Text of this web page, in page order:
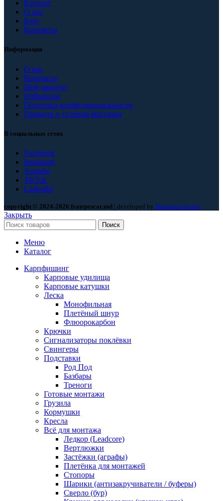
Каталог
О нас
Блог
Контакты
Информация
О нас
Контакты
Мой аккаунт
Избранное
Политика конфиденциальности
Правила и условия магазина
В социальных сетях
Facebook
Instagram
Youtube
TikTok
LinkedId
copyright © 2024-2026 fratepescar.md | developed by Mandarin Studio.
Закрыть
Поиск
Меню
Каталог
Карпфишинг
Карповые удилища
Карповые катушки
Леска
Монофильная
Плетёный шнур
Флюорокарбон
Крючки
Сигнализаторы поклёвки
Свингеры
Подставки
Род Под
Базбары
Треноги
Готовые монтажи
Грузила
Кормушки
Кресла
Всё для монтажа
Ледкор (Leadcore)
Вертлюжки
Застёжки (аграфы)
Плетёнка для монтажей
Стопоры
Шарики (антизакручиватели / буферы)
Сверло (бур)